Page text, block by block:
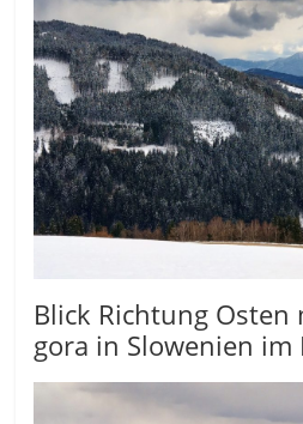
Blick Richtung
gora in Slowenien